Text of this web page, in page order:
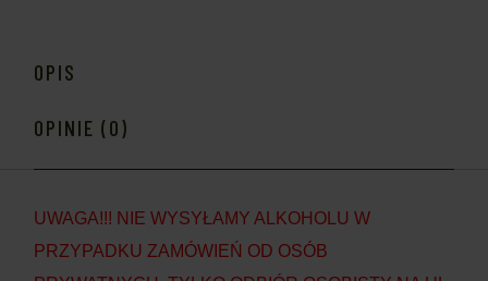
OPIS
OPINIE (0)
UWAGA!!! NIE WYSYŁAMY ALKOHOLU W
PRZYPADKU ZAMÓWIEŃ OD OSÓB